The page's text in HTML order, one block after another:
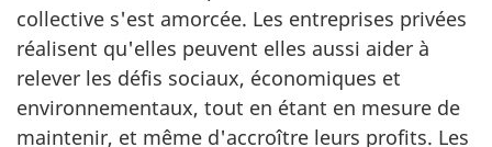
collective s'est amorcée. Les entreprises privées
réalisent qu'elles peuvent elles aussi aider à
relever les défis sociaux, économiques et
environnementaux, tout en étant en mesure de
maintenir, et même d'accroître leurs profits. Les